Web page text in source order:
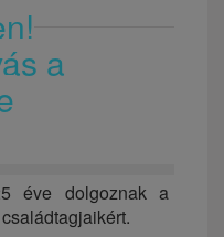
a
éve dolgoznak a